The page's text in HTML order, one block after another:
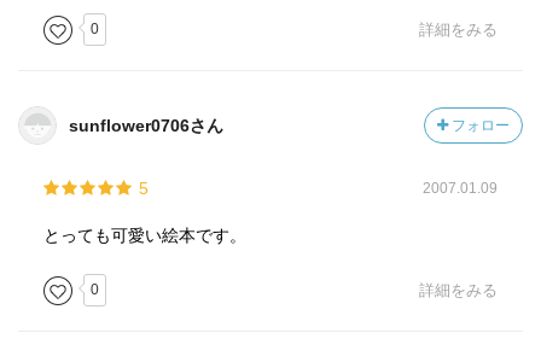
0 詳細をみる
sunflower0706さん フォロー
5 2007.01.09
とっても可愛い絵本です。
0 詳細をみる